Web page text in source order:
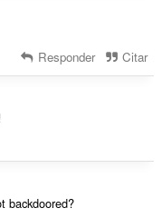
Responder Citar
backdoored?